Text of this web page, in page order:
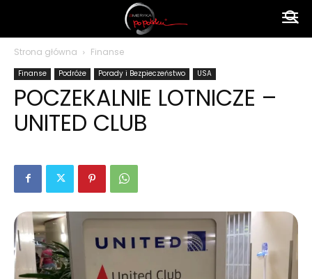
Strona główna Finanse
Finanse Podróże Porady i Bezpieczeństwo USA
POCZEKALNIE LOTNICZE –
UNITED CLUB